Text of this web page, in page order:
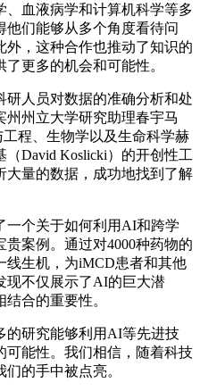
血液病学和计算机科学等多
们能够从多个角度看待问
，这种合作也推动了知识的
更多的机会和可能性。
人员对数据的准确分析和处
州立大学研究助理春宇马
工程、生物学以及生命科学赫
David Koslicki）的开创性工
大量的数据，成功地找到了解
个关于如何利用AI和跨学
案例。通过对4000种药物的
线生机，为iMCD患者和其他
现不仅展示了AI的巨大潜
合的重要性。
研究能够利用AI等先进技
可能性。我们相信，随着科技
的手中被点亮。